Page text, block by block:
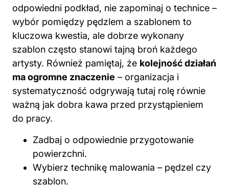
odpowiedni podkład, nie zapominaj o technice –
wybór pomiędzy pędzlem a szablonem to
kluczowa kwestia, ale dobrze wykonany
szablon często stanowi tajną broń każdego
artysty. Również pamiętaj, że kolejność działań
ma ogromne znaczenie – organizacja i
systematyczność odgrywają tutaj rolę równie
ważną jak dobra kawa przed przystąpieniem
do pracy.
Zadbaj o odpowiednie przygotowanie
powierzchni.
Wybierz technikę malowania – pędzel czy
szablon.